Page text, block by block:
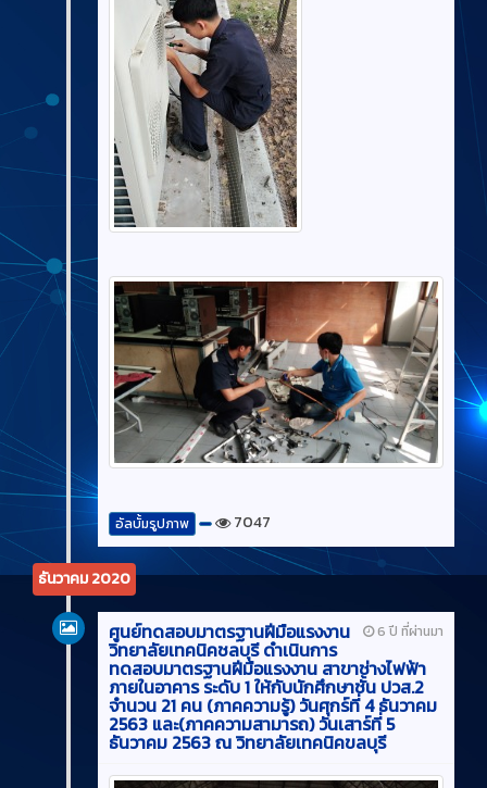
อัลบั้มรูปภาพ 7047
ธันวาคม 2020
6 ปี ที่ผ่านมา
ศูนย์ทดสอบมาตรฐานฝีมือแรงงาน
วิทยาลัยเทคนิคชลบุรี ดำเนินการ
ทดสอบมาตรฐานฝีมือแรงงาน สาขาช่างไฟฟ้า
ภายในอาคาร ระดับ 1 ให้กับนักศึกษาชั้น ปวส.2
จำนวน 21 คน (ภาคความรู้) วันศุกร์ที่ 4 ธันวาคม
2563 และ(ภาคความสามารถ) วันเสาร์ที่ 5
ธันวาคม 2563 ณ วิทยาลัยเทคนิคขลบุรี